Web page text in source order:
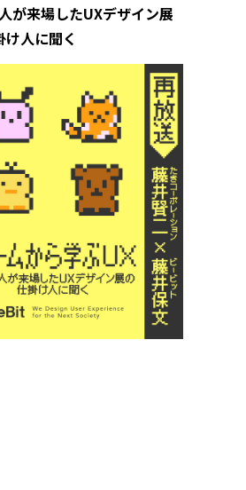
が来場したUXデザイン展
け人に聞く